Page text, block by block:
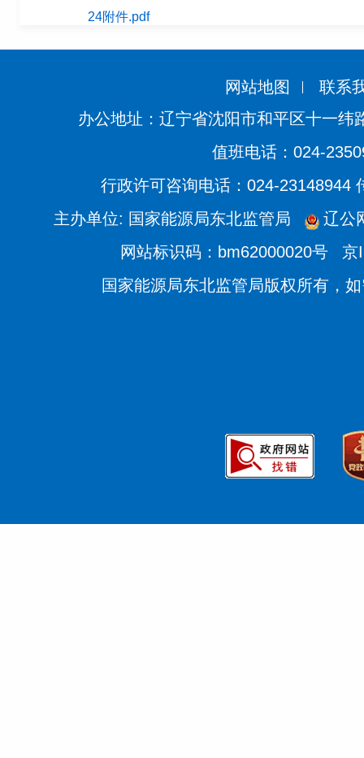
24附件.pdf
网站地图
联系
办公地址：辽宁省沈阳市和平区十一纬
值班电话：024-
行政许可咨询电话：024-23148944
主办单位: 国家能源局东北监管局
辽公
网站标识码：bm62000020号
京
国家能源局东北监管局版权所有，